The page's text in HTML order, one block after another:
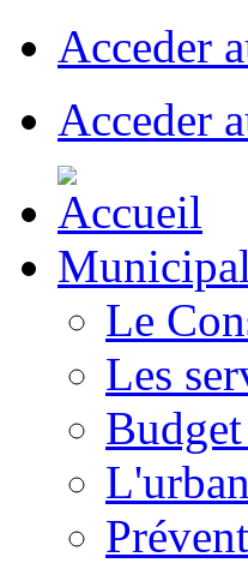
Acceder
Acceder
Le
Les